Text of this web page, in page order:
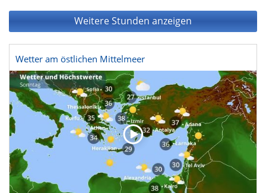
Weitere Stunden anzeigen
Wetter am östlichen Mittelmeer